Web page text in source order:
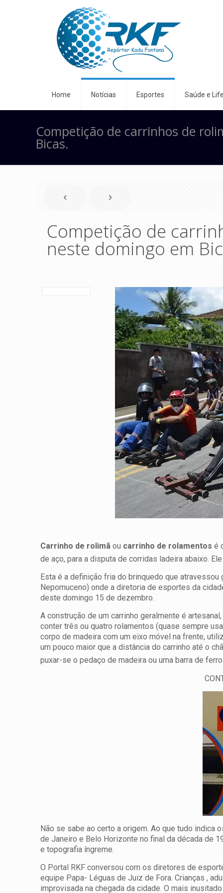
Home Notícias Esportes Saúde e
Competição de carrinhos de
Bicas.
Competição de
neste domingo em
Carrinho de rolimã ou carrinho de rolamentos é
de aço, para a disputa de corridas ladeira abaixo.
Esta é a definição fria do brinquedo que
Nepomuceno) onde a diretoria de esportes da
deste domingo 15 de dezembro.
A construção de um carrinho geralmente é
conter três ou quatro rolamentos (quase sempre
corpo de madeira com um eixo móvel na frente,
um pouco maior que a distância do carrinho até o
puxar-se o pedaço de madeira ou uma barra de
Não se sabe ao certo a origem. Ao que tudo indica
de Janeiro e Belo Horizonte no final da década de
e topografia íngreme.
O Portal RKF conversou com os diretores de
equipe Papa- Léguas de Juiz de Fora. Crianças ,
improvisada na chegada da cidade. O mais